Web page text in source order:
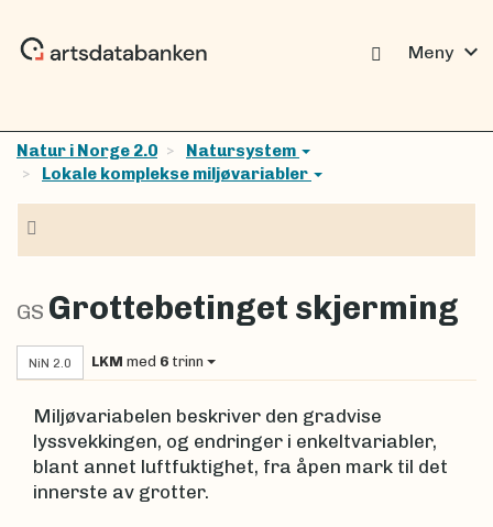
Meny expand_more
Natur i Norge 2.0
Natursystem
Lokale komplekse miljøvariabler
GS Grottebetinget skjerming
NiN 2.0 LKM med 6 trinn
Miljøvariabelen beskriver den gradvise
lyssvekkingen, og endringer i enkeltvariabler,
blant annet luftfuktighet, fra åpen mark til det
innerste av grotter.